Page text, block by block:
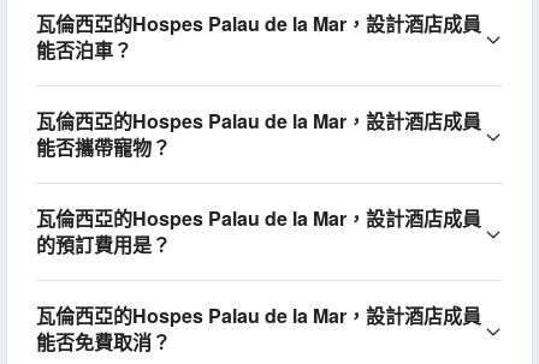
瓦倫西亞的Hospes Palau de la Mar，設計酒店成員
能否泊車？
瓦倫西亞的Hospes Palau de la Mar，設計酒店成員
能否攜帶寵物？
瓦倫西亞的Hospes Palau de la Mar，設計酒店成員
的預訂費用是？
瓦倫西亞的Hospes Palau de la Mar，設計酒店成員
能否免費取消？